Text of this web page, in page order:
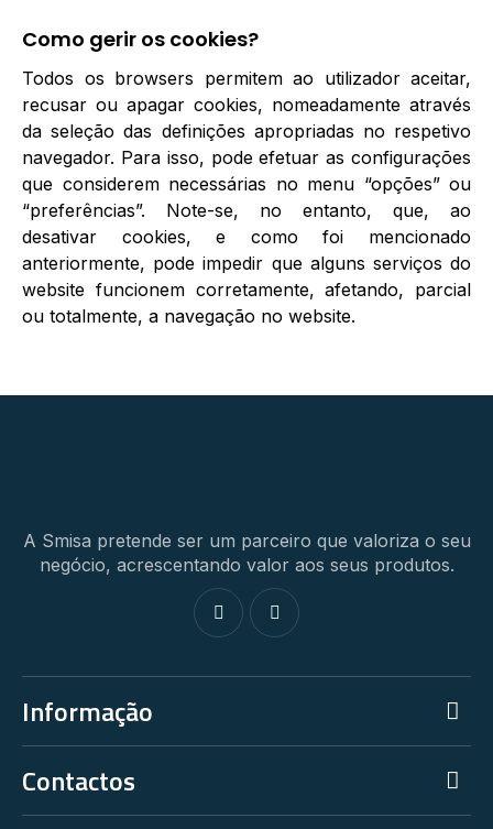
Como gerir os cookies?
Todos os browsers permitem ao utilizador aceitar,
recusar ou apagar cookies, nomeadamente através
da seleção das definições apropriadas no respetivo
navegador. Para isso, pode efetuar as configurações
que considerem necessárias no menu “opções” ou
“preferências”. Note-se, no entanto, que, ao
desativar cookies, e como foi mencionado
anteriormente, pode impedir que alguns serviços do
website funcionem corretamente, afetando, parcial
ou totalmente, a navegação no website.
A Smisa pretende ser um parceiro que valoriza o seu
negócio, acrescentando valor aos seus produtos.
Informação
Contactos